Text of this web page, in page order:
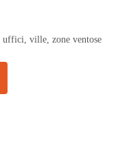
ville, zone ventose